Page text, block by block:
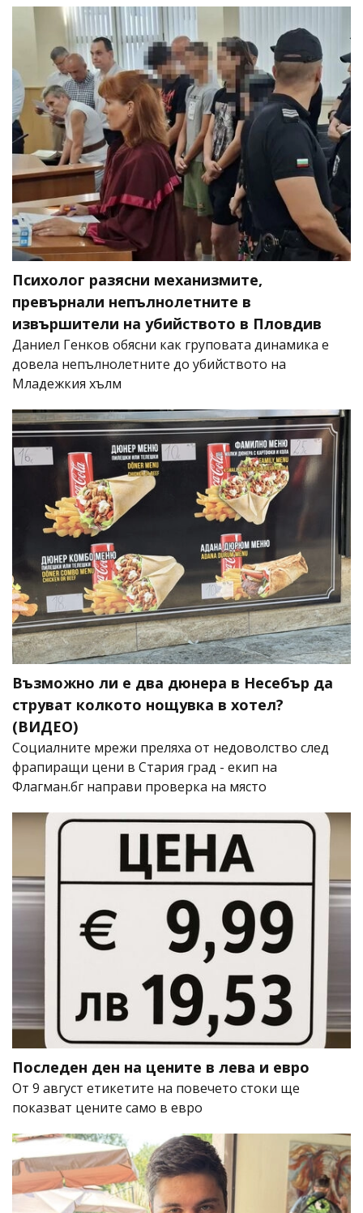
Психолог разясни механизмите,
превърнали непълнолетните в
извършители на убийството в Пловдив
Даниел Генков обясни как груповата динамика е
довела непълнолетните до убийството на
Младежкия хълм
Възможно ли е два дюнера в Несебър да
струват колкото нощувка в хотел?
(ВИДЕО)
Социалните мрежи преляха от недоволство след
фрапиращи цени в Стария град - екип на
Флагман.бг направи проверка на място
Последен ден на цените в лева и евро
От 9 август етикетите на повечето стоки ще
показват цените само в евро